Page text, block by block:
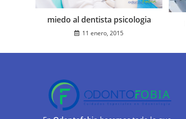
miedo al dentista psicologia
11 enero, 2015